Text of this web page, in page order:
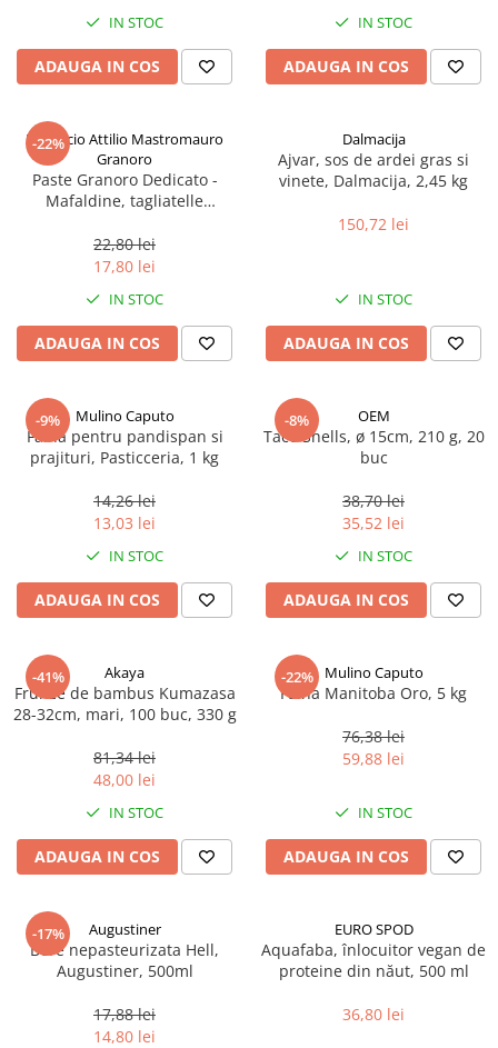
Spania / Cipru / Africa
Sare de mare din Oceanele Pacific
Sare de mare naturala din
Portugalia
Sare de roca
Sare marina
Specialitati din ulei
Terine si placinte
Uleiuri Premium
Uleiuri speciale/presate la rece
Ulei de masline extravirgin
Ulei Gegenbauer
Ulei Huilerie Beaujolaise
Ulei Wiberg Gastro
Prajitore paine
Gratare
Cesti, boluri, vesela
IN STOC
ADAUGA IN COS
IN STOC
ADAUGA IN COS
-22%
Pastificio Attilio Mastromauro
Granoro
Paste Granoro Dedicato -
Mafaldine, tagliatelle
22,80 lei
17,80 lei
IN STOC
ADAUGA IN COS
Dalmacija
Ajvar, sos de ardei gras si
vinete, Dalmacija, 2,45 kg
150,72 lei
IN STOC
ADAUGA IN COS
-9% Mulino Caputo
Faina pentru pandispan si
prajituri, Pasticceria, 1 kg
14,26 lei
13,03 lei
IN STOC
ADAUGA IN COS
-8% OEM
Taco Shells, ø 15cm, 210 g, 20
buc
38,70 lei
35,52 lei
IN STOC
ADAUGA IN COS
-41% Akaya
Frunze de bambus Kumazasa
28-32cm, mari, 100 buc, 330 g
81,34 lei
48,00 lei
IN STOC
ADAUGA IN COS
-22% Mulino Caputo
Faina Manitoba Oro, 5 kg
76,38 lei
59,88 lei
IN STOC
ADAUGA IN COS
-17% Augustiner
Bere nepasteurizata Hell,
Augustiner, 500ml
17,88 lei
14,80 lei
EURO SPOD
Aquafaba, înlocuitor vegan de
proteine ​​din năut, 500 ml
36,80 lei